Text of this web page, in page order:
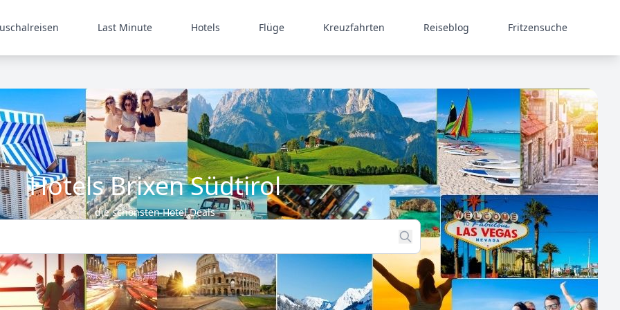
Last Minute Hotels Flüge Kreuzfahrten Reiseblog Fritzensuche
Hotels Brixen Südtirol
die schönsten Hotel Deals